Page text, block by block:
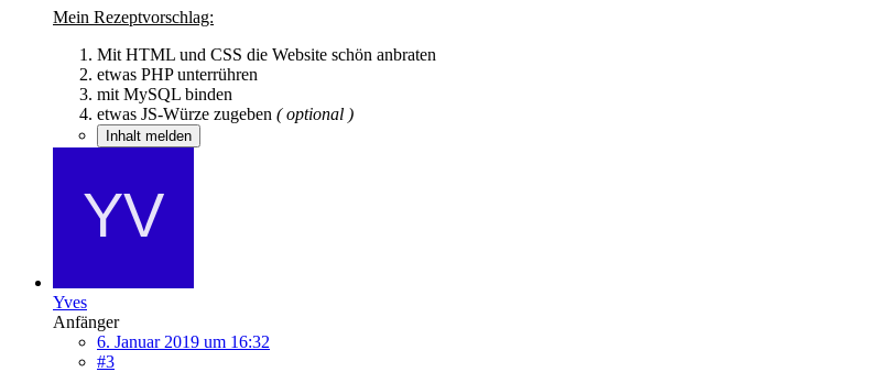
Mein Rezeptvorschlag:
Mit HTML und CSS die Website schön anbraten
etwas PHP unterrühren
mit MySQL binden
etwas JS-Würze zugeben ( optional )
Inhalt melden
Yves
Anfänger
6. Januar 2019 um 16:32
#3